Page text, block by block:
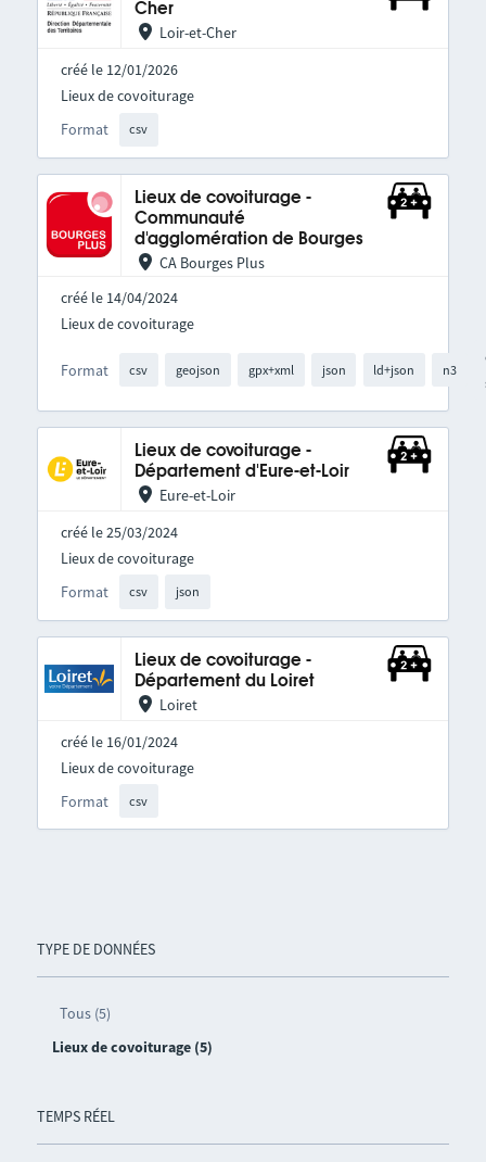
TYPE DE DONNÉES
Tous (5)
Lieux de covoiturage (5)
TEMPS RÉEL
Cher
Loir-et-Cher
créé le 12/01/2026
Format csv
Lieux de covoiturage
Lieux de covoiturage -
Communauté
d'agglomération de Bourges
CA Bourges Plus
créé le 14/04/2024
Format csv geojson gpx+xml json ld+json n3
Lieux de covoiturage
Lieux de covoiturage -
Département d'Eure-et-Loir
Eure-et-Loir
créé le 25/03/2024
Format csv json
Lieux de covoiturage
Lieux de covoiturage -
Département du Loiret
Loiret
créé le 16/01/2024
Format csv
Lieux de covoiturage